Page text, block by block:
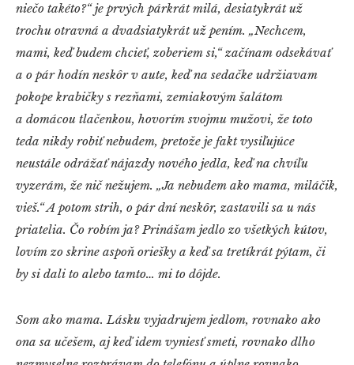
niečo takéto?“ je prvých párkrát milá, desiatykrát už
trochu otravná a dvadsiatykrát už pením. „Nechcem,
mami, keď budem chcieť, zoberiem si,“ začínam odsekávať
a o pár hodín neskôr v aute, keď na sedačke udržiavam
pokope krabičky s rezňami, zemiakovým šalátom
a domácou tlačenkou, hovorím svojmu mužovi, že toto
teda nikdy robiť nebudem, pretože je fakt vysiľujúce
neustále odrážať nájazdy nového jedla, keď na chvíľu
vyzerám, že nič nežujem. „Ja nebudem ako mama, miláčik,
vieš.“ A potom strih, o pár dní neskôr, zastavili sa u nás
priatelia. Čo robím ja? Prinášam jedlo zo všetkých kútov,
lovím zo skrine aspoň oriešky a keď sa tretíkrát pýtam, či
by si dali to alebo tamto… mi to dôjde.
Som ako mama. Lásku vyjadrujem jedlom, rovnako ako
ona sa učešem, aj keď idem vyniesť smeti, rovnako dlho